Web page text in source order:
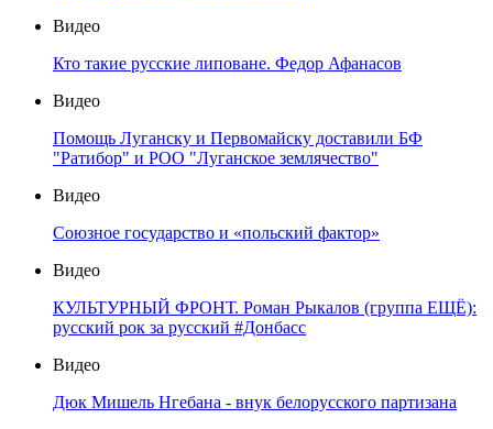
Видео
Кто такие русские липоване. Федор Афанасов
Видео
Помощь Луганску и Первомайску доставили БФ
"Ратибор" и РОО "Луганское землячество"
Видео
Союзное государство и «польский фактор»
Видео
КУЛЬТУРНЫЙ ФРОНТ. Роман Рыкалов (группа ЕЩЁ):
русский рок за русский #Донбасс
Видео
Дюк Мишель Нгебана - внук белорусского партизана